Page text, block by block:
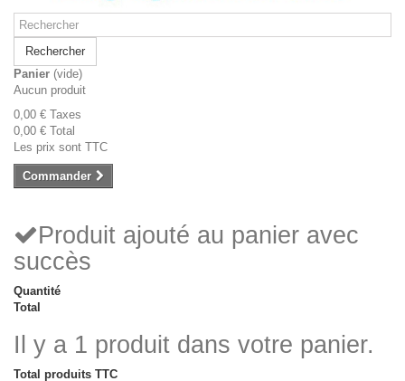
Rechercher
Panier (vide)
Aucun produit
0,00 € Taxes
0,00 € Total
Les prix sont TTC
Commander
Produit ajouté au panier avec
succès
Quantité
Total
Il y a 1 produit dans votre panier.
Total produits TTC